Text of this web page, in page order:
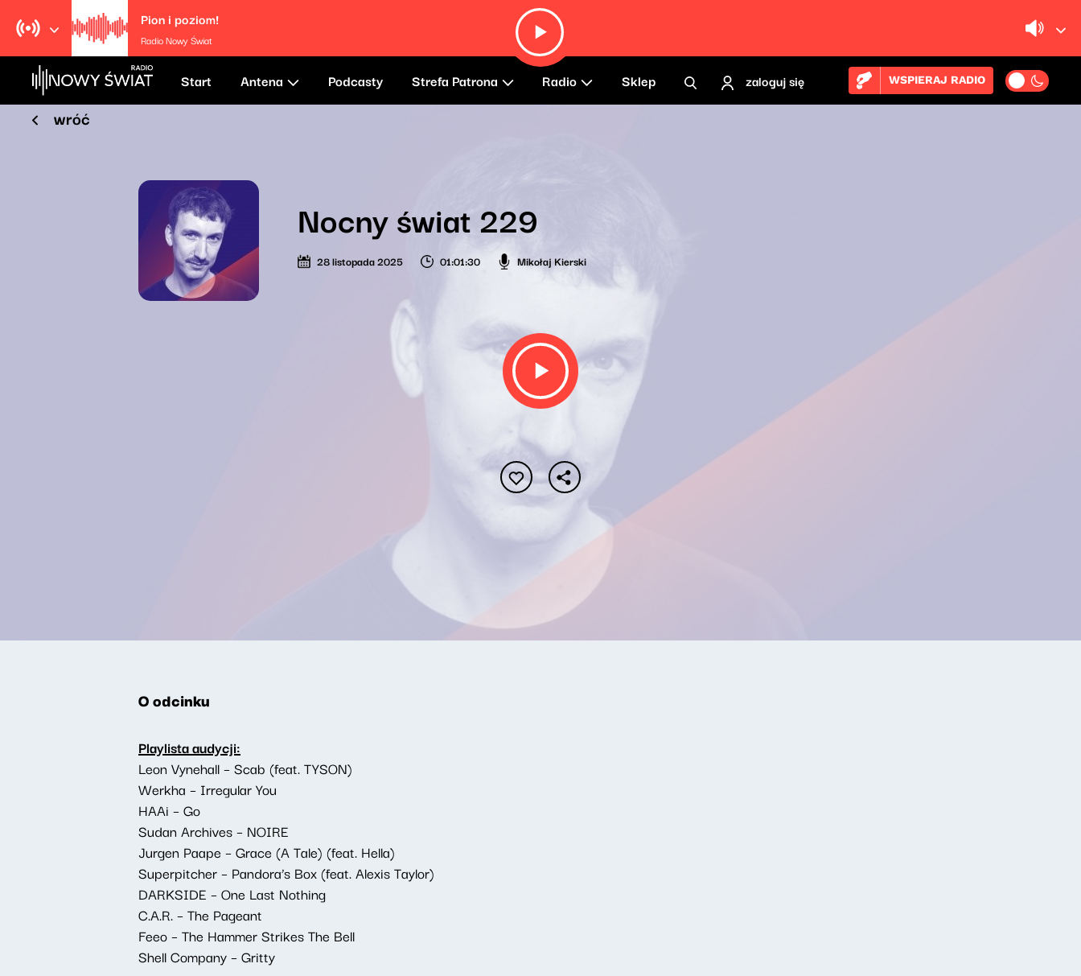
Pion i poziom!
Radio Nowy Świat
Start Antena Podcasty Strefa Patrona Radio Sklep zaloguj się WSPIERAJ RADIO
wróć
Nocny świat 229
28 listopada 2025 01:01:30 Mikołaj Kierski
O odcinku
Playlista audycji:
Leon Vynehall – Scab (feat. TYSON)
Werkha – Irregular You
HAAi – Go
Sudan Archives – NOIRE
Jurgen Paape – Grace (A Tale) (feat. Hella)
Superpitcher – Pandora’s Box (feat. Alexis Taylor)
DARKSIDE – One Last Nothing
C.A.R. – The Pageant
Feeo – The Hammer Strikes The Bell
Shell Company – Gritty